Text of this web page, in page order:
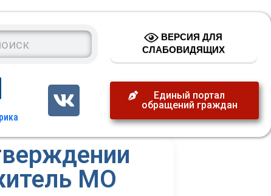
ВЕРСИЯ ДЛЯ
СЛАБОВИДЯЩИХ
Единый портал
обращений граждан
МО